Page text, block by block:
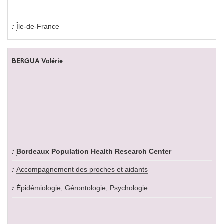
Île-de-France
BERGUA Valérie
Bordeaux Population Health Research Center
Accompagnement des proches et aidants
Épidémiologie, Gérontologie, Psychologie